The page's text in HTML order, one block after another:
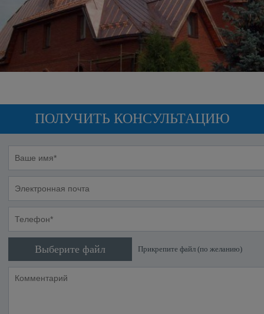
ПОЛУЧИТЬ КОНСУЛЬТАЦИЮ
Выберите файл Прикрепите файл (по желанию)